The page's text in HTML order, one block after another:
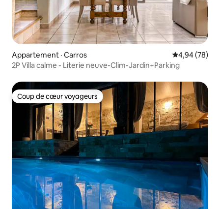
Appartement · Carros Note
4,94 (78)
2P Villa calme - Literie neuve-Clim-Jardin+Parking
Coup de cœur voyageurs
Coup de cœur voyageurs